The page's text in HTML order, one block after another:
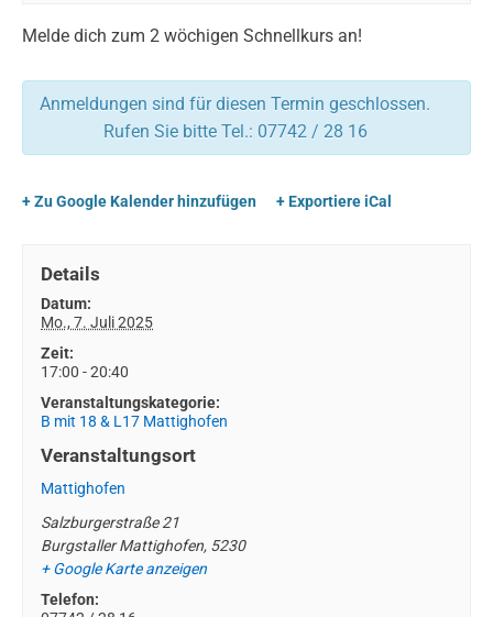
Melde dich zum 2 wöchigen Schnellkurs an!
Anmeldungen sind für diesen Termin geschlossen.
Rufen Sie bitte Tel.: 07742 / 28 16
+ Zu Google Kalender hinzufügen + Exportiere iCal
Details
Datum:
Mo., 7. Juli 2025
Zeit:
17:00 - 20:40
Veranstaltungskategorie:
B mit 18 & L17 Mattighofen
Veranstaltungsort
Mattighofen
Salzburgerstraße 21
Burgstaller Mattighofen, 5230
+ Google Karte anzeigen
Telefon: